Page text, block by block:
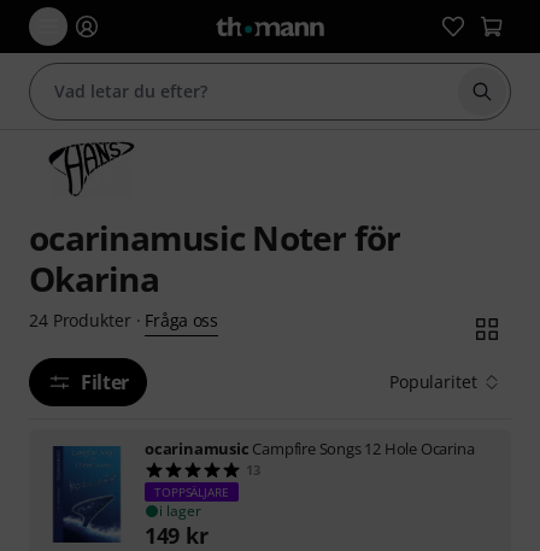
Börja
ocarinamusic Noter för
Okarina
24 Produkter· Fråga oss
Filter Popularitet
ocarinamusic Campfire Songs 12 Hole Ocarina
13
TOPPSÄLJARE
i lager
149 kr